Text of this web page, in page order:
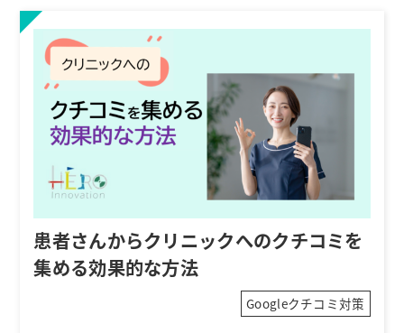
患者さんからクリニックへのクチコミを
集める効果的な方法
Googleクチコミ対策